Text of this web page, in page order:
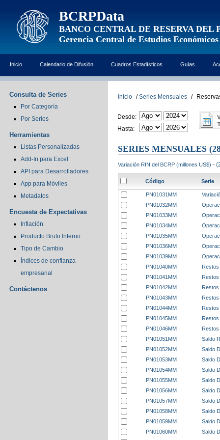
BCRPData
BANCO CENTRAL DE RESERVA DEL
Gerencia Central de Estudios Económicos
Inicio Calendario de Difusión Cuadros Estadísticos Guías
Consulta de Series
Por Categoría
Por Series
Herramientas
Listas Personalizadas
Add-In para Excel
API para Desarrolladores
App para Móviles
Metadatos
Encuesta de Expectativas
Inflación
Producto Bruto Interno
Tipo de Cambio
Índices de confianza
empresarial
Contáctenos
Inicio / Series Mensuales /
Desde:
Hasta:
SERIES MENSUALES
Variación RIN del BCRP (millones US$) -
Código Serie
PN01031MM
PN01032MM
PN01033MM
PN01034MM
PN01035MM
PN01036MM
PN01039MM
PN01040MM
PN01041MM
PN01042MM
PN01043MM
PN01044MM
PN01045MM
PN01046MM
PN01051MM
Saldo
PN01052MM
Saldo
PN01053MM
Saldo
PN01054MM
Saldo
PN01055MM
Saldo
PN01056MM
Saldo
PN01057MM
Saldo
PN01058MM
Saldo
PN01059MM
Saldo
PN01060MM
Saldo